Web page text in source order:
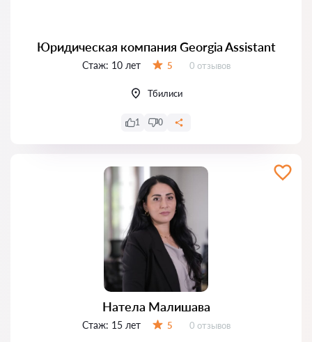
Юридическая компания Georgia Assistant
Стаж: 10 лет 5 Отзывов:
0 отзывов
Тбилиси
1 0
Натела Малишава
Стаж: 15 лет 5 Отзывов:
0 отзывов